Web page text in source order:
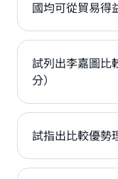
國均可從貿易得
試列出李嘉圖比
分）
試指出比較優勢